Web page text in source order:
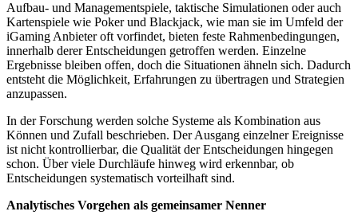
Aufbau- und Managementspiele, taktische Simulationen oder auch
Kartenspiele wie Poker und Blackjack, wie man sie im Umfeld der
iGaming Anbieter oft vorfindet, bieten feste Rahmenbedingungen,
innerhalb derer Entscheidungen getroffen werden. Einzelne
Ergebnisse bleiben offen, doch die Situationen ähneln sich. Dadurch
entsteht die Möglichkeit, Erfahrungen zu übertragen und Strategien
anzupassen.
In der Forschung werden solche Systeme als Kombination aus
Können und Zufall beschrieben. Der Ausgang einzelner Ereignisse
ist nicht kontrollierbar, die Qualität der Entscheidungen hingegen
schon. Über viele Durchläufe hinweg wird erkennbar, ob
Entscheidungen systematisch vorteilhaft sind.
Analytisches Vorgehen als gemeinsamer Nenner